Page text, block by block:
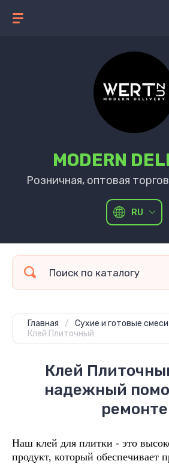
MODERN
Розничная, оптовая
RU
Главная / Сухие и готовые смеси
Клей Плиточный
Клей
надежный
ремонте
Наш клей для плитки - это
продукт, который обеспечивает